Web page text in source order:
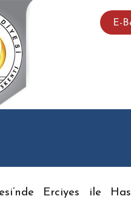
E-
Erciyes ile